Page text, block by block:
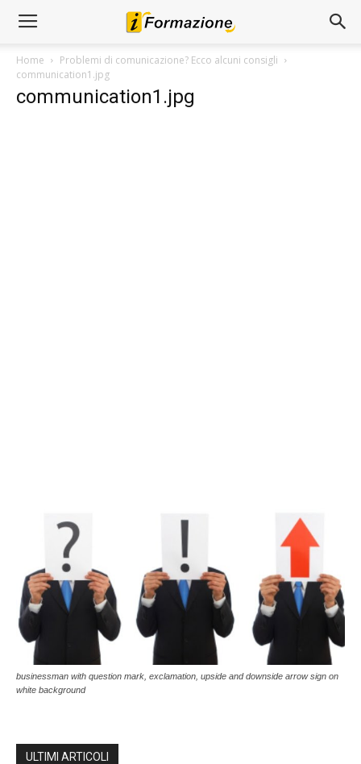
Home
Problemi di comunicazione? Ecco alcuni consigli
communication1.jpg
communication1.jpg
businessman with question mark, exclamation, upside and downside arrow sign on
white background
ULTIMI ARTICOLI